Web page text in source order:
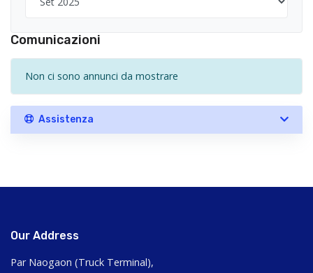
Comunicazioni
Non ci sono annunci da mostrare
Assistenza
Our Address
Par Naogaon (Truck Terminal),